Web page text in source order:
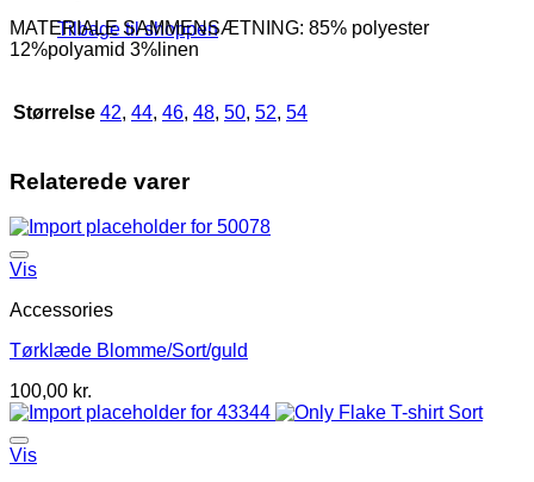
Tilbage til shoppen
MATERIALE SAMMENSÆTNING: 85% polyester
12%polyamid 3%linen
Størrelse 42, 44, 46, 48, 50, 52, 54
Relaterede varer
Vis
Accessories
Tørklæde Blomme/Sort/guld
100,00 kr.
Vis